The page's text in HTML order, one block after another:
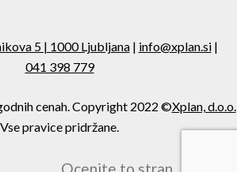
5 | 1000 Ljubljana| info@xplan.si|
041 398 779
cenah. Copyright 2022 ©Xplan, d.o.o.
Vse pravice pridržane.